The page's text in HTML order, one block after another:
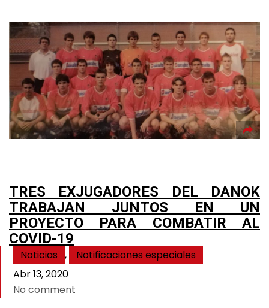
TRES EXJUGADORES DEL DANOK
TRABAJAN JUNTOS EN UN
PROYECTO PARA COMBATIR AL
COVID-19
Noticias ,
Notificaciones especiales
Abr 13, 2020
No comment